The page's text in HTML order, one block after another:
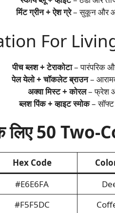
मिंट ग्रीन + ऐश ग्रे– सुकून और
For Living
पीच ब्लश + टेराकोटा– पारंपरिक
पेल येलो + चॉकलेट ब्राउन–
अक्वा मिस्ट + कोरल– फ्रेश
ब्लश पिंक + व्हाइट स्मोक–
50
Hex Code
#E6E6FA
#F5F5DC